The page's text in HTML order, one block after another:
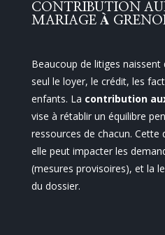
CONTRIBUTION
MARIAGE À
Beaucoup de litiges
seul le loyer, le crédit, les
enfants. La contribution
vise à rétablir un équilibre
ressources de chacun.
elle peut impacter les
(mesures provisoires), et la
du dossier.